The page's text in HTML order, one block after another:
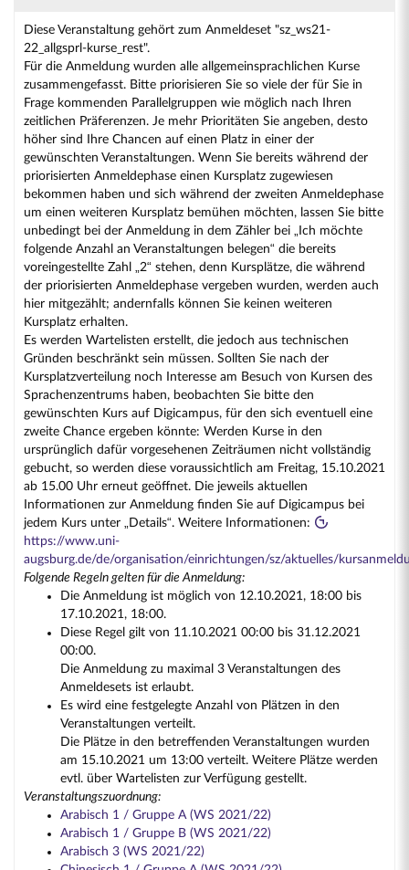
Diese Veranstaltung gehört zum Anmeldeset "sz_ws21-
22_allgsprl-kurse_rest".
Für die Anmeldung wurden alle allgemeinsprachlichen Kurse
zusammengefasst. Bitte priorisieren Sie so viele der für Sie in
Frage kommenden Parallelgruppen wie möglich nach Ihren
zeitlichen Präferenzen. Je mehr Prioritäten Sie angeben, desto
höher sind Ihre Chancen auf einen Platz in einer der
gewünschten Veranstaltungen. Wenn Sie bereits während der
priorisierten Anmeldephase einen Kursplatz zugewiesen
bekommen haben und sich während der zweiten Anmeldephase
um einen weiteren Kursplatz bemühen möchten, lassen Sie bitte
unbedingt bei der Anmeldung in dem Zähler bei „Ich möchte
folgende Anzahl an Veranstaltungen belegen“ die bereits
voreingestellte Zahl „2“ stehen, denn Kursplätze, die während
der priorisierten Anmeldephase vergeben wurden, werden auch
hier mitgezählt; andernfalls können Sie keinen weiteren
Kursplatz erhalten.
Es werden Wartelisten erstellt, die jedoch aus technischen
Gründen beschränkt sein müssen. Sollten Sie nach der
Kursplatzverteilung noch Interesse am Besuch von Kursen des
Sprachenzentrums haben, beobachten Sie bitte den
gewünschten Kurs auf Digicampus, für den sich eventuell eine
zweite Chance ergeben könnte: Werden Kurse in den
ursprünglich dafür vorgesehenen Zeiträumen nicht vollständig
gebucht, so werden diese voraussichtlich am Freitag, 15.10.2021
ab 15.00 Uhr erneut geöffnet. Die jeweils aktuellen
Informationen zur Anmeldung finden Sie auf Digicampus bei
jedem Kurs unter „Details“. Weitere Informationen:
https://www.uni-
augsburg.de/de/organisation/einrichtungen/sz/aktuelles/
Folgende Regeln gelten für die Anmeldung:
Die Anmeldung ist möglich von 12.10.2021, 18:00 bis
17.10.2021, 18:00.
Diese Regel gilt von 11.10.2021 00:00 bis 31.12.2021
00:00.
Die Anmeldung zu maximal 3 Veranstaltungen des
Anmeldesets ist erlaubt.
Es wird eine festgelegte Anzahl von Plätzen in den
Veranstaltungen verteilt.
Die Plätze in den betreffenden Veranstaltungen wurden
am 15.10.2021 um 13:00 verteilt. Weitere Plätze werden
evtl. über Wartelisten zur Verfügung gestellt.
Veranstaltungszuordnung:
Arabisch 1 / Gruppe A (WS 2021/22)
Arabisch 1 / Gruppe B (WS 2021/22)
Arabisch 3 (WS 2021/22)